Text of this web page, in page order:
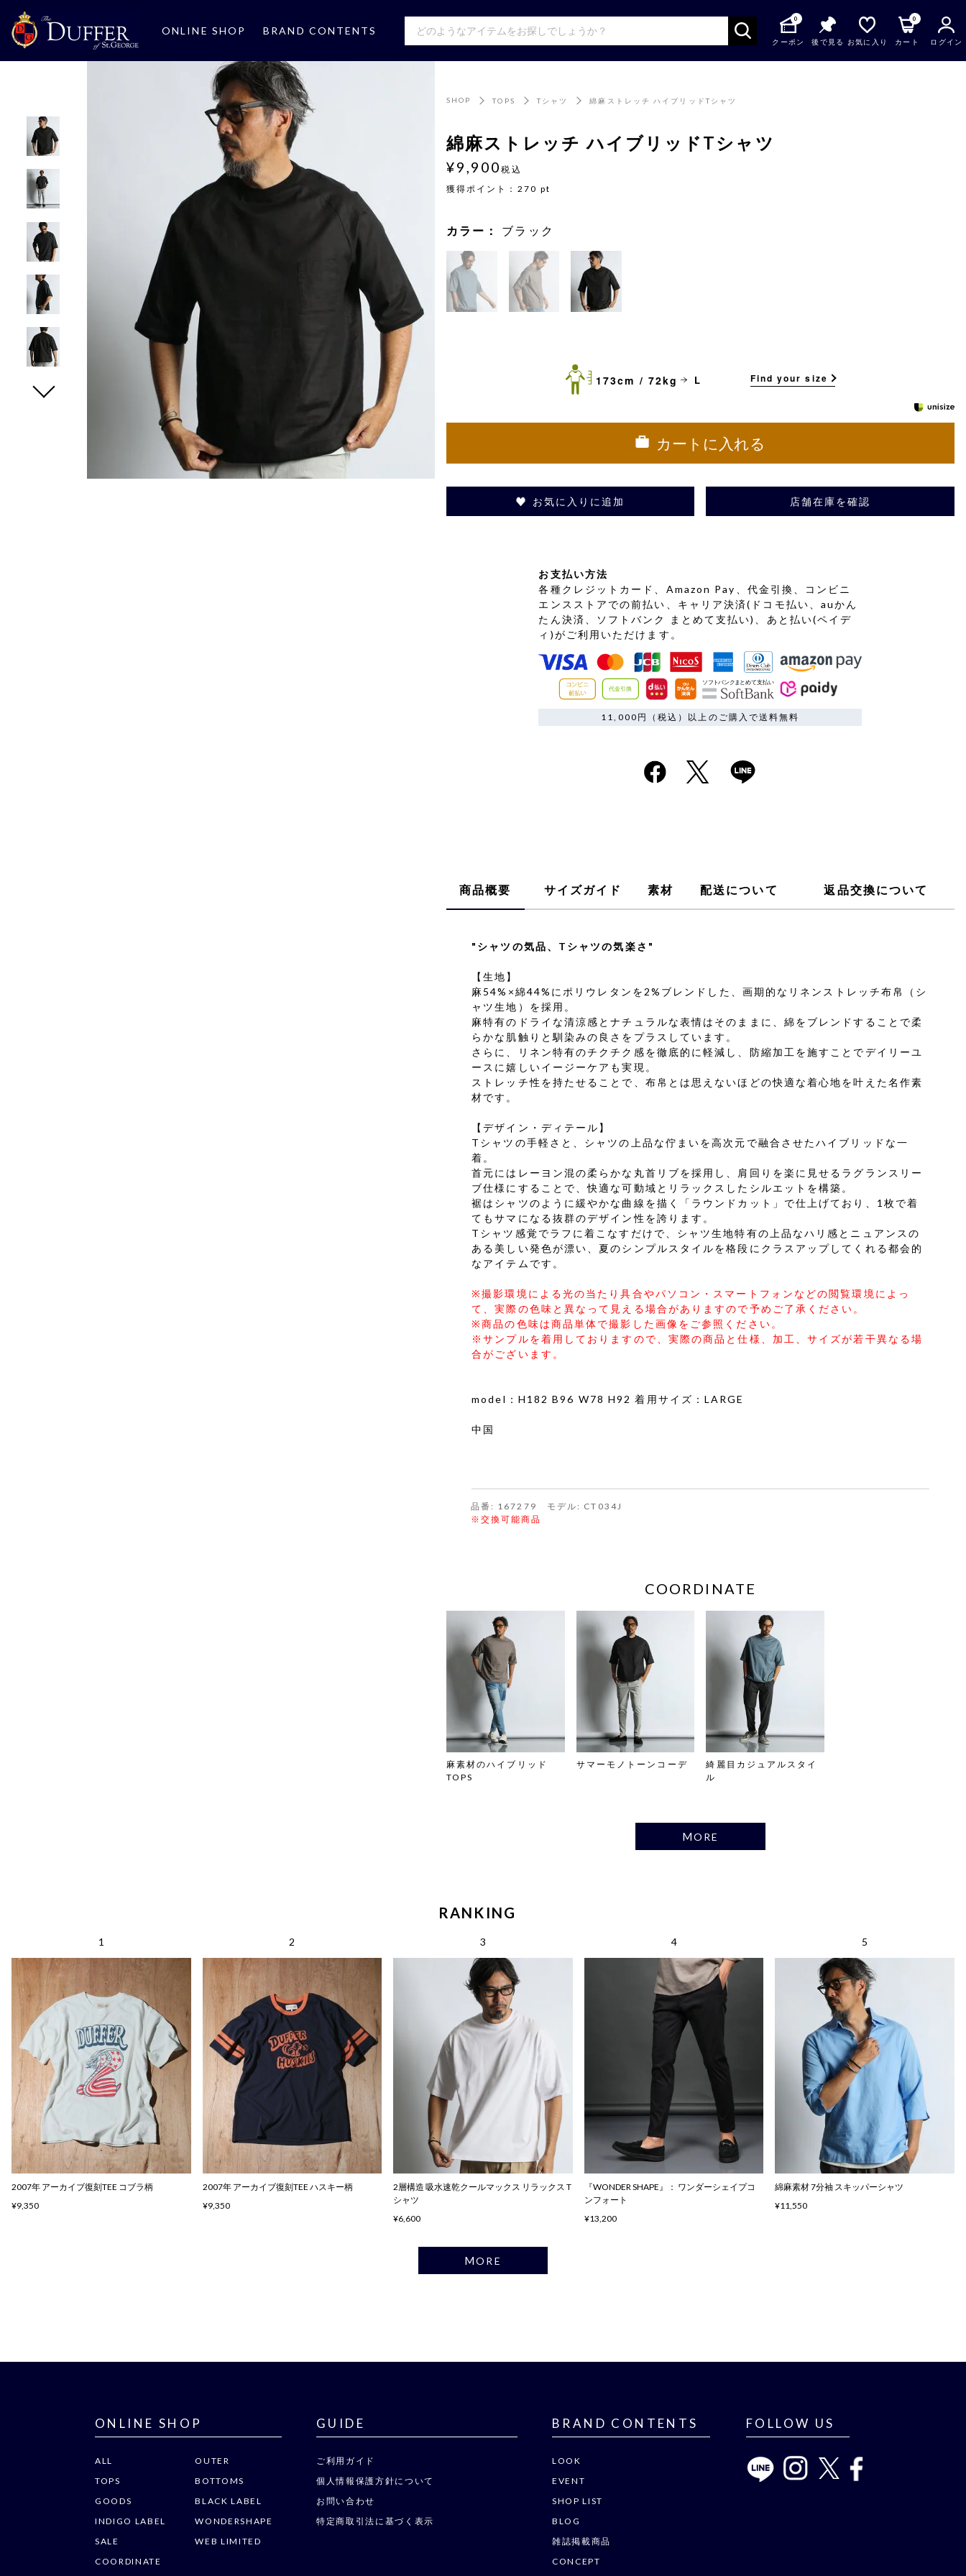
ONLINE SHOP BRAND CONTENTS
0
クーポン 後で見る お気に入り
0
カート ログイン
SHOP TOPS Tシャツ 綿麻ストレッチ ハイブリッドTシャツ
綿麻ストレッチ ハイブリッドTシャツ
¥9,900税込
獲得ポイント： 270 pt
カラー： ブラック
173cm / 72kg L Find your size
カートに入れる
お気に入りに追加 店舗在庫を確認
お支払い方法
各種クレジットカード、Amazon Pay、代金引換、コンビニ
エンスストアでの前払い、キャリア決済(ドコモ払い、auかん
たん決済、ソフトバンク まとめて支払い)、あと払い(ペイデ
ィ)がご利用いただけます。
11,000円（税込）以上のご購入で送料無料
商品概要 サイズガイド 素材 配送について 返品交換について
"シャツの気品、Tシャツの気楽さ"
【生地】
麻54%×綿44%にポリウレタンを2%ブレンドした、画期的なリネンストレッチ布帛（シ
ャツ生地）を採用。
麻特有のドライな清涼感とナチュラルな表情はそのままに、綿をブレンドすることで柔
らかな肌触りと馴染みの良さをプラスしています。
さらに、リネン特有のチクチク感を徹底的に軽減し、防縮加工を施すことでデイリーユ
ースに嬉しいイージーケアも実現。
ストレッチ性を持たせることで、布帛とは思えないほどの快適な着心地を叶えた名作素
材です。
【デザイン・ディテール】
Tシャツの手軽さと、シャツの上品な佇まいを高次元で融合させたハイブリッドな一
着。
首元にはレーヨン混の柔らかな丸首リブを採用し、肩回りを楽に見せるラグランスリー
ブ仕様にすることで、快適な可動域とリラックスしたシルエットを構築。
裾はシャツのように緩やかな曲線を描く「ラウンドカット」で仕上げており、1枚で着
てもサマになる抜群のデザイン性を誇ります。
Tシャツ感覚でラフに着こなすだけで、シャツ生地特有の上品なハリ感とニュアンスの
ある美しい発色が漂い、夏のシンプルスタイルを格段にクラスアップしてくれる都会的
なアイテムです。
※撮影環境による光の当たり具合やパソコン・スマートフォンなどの閲覧環境によっ
て、実際の色味と異なって見える場合がありますので予めご了承ください。
※商品の色味は商品単体で撮影した画像をご参照ください。
※サンプルを着用しておりますので、実際の商品と仕様、加工、サイズが若干異なる場
合がございます。
model：H182 B96 W78 H92 着用サイズ：LARGE
中国
品番: 167279 モデル: CT034J
※交換可能商品
COORDINATE
麻素材のハイブリッド
TOPS
サマーモノトーンコーデ
綺麗目カジュアルスタイ
ル
MORE
RANKING
2007年 アーカイブ復刻TEE コブラ柄
¥9,350
2007年 アーカイブ復刻TEE ハスキー柄
¥9,350
2層構造 吸水速乾クールマックス リラックス T
シャツ
¥6,600
『WONDER SHAPE』： ワンダーシェイプコ
ンフォート
¥13,200
綿麻素材 7分袖 スキッパーシャツ
¥11,550
MORE
ONLINE SHOP
ALL
OUTER
TOPS
BOTTOMS
GOODS
BLACK LABEL
INDIGO LABEL
WONDERSHAPE
SALE
WEB LIMITED
COORDINATE
GUIDE
ご利用ガイド
個人情報保護方針について
お問い合わせ
特定商取引法に基づく表示
BRAND CONTENTS
LOOK
EVENT
SHOP LIST
BLOG
雑誌掲載商品
CONCEPT
FOLLOW US